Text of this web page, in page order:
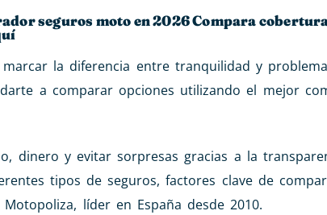
seguros moto en 2026 Compara
la diferencia entre tranquilidad y
a comparar opciones utilizando el mejor
dinero y evitar sorpresas gracias a la
tipos de seguros, factores clave de
líder en España desde 2010.